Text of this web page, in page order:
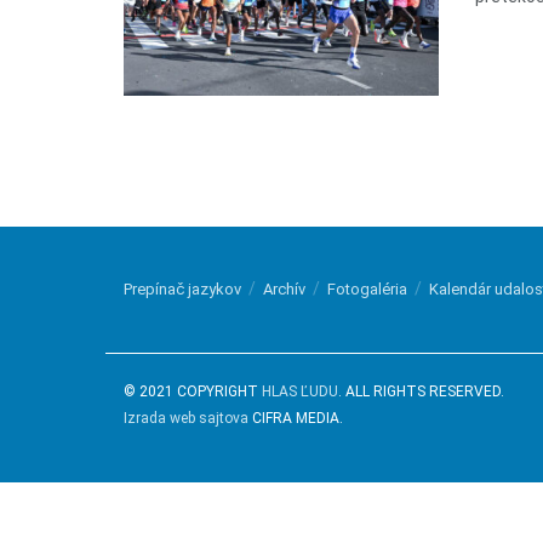
Prepínač jazykov Archív Fotogaléria Kalendár
© 2021 COPYRIGHT HLAS ĽUDU. ALL RIGHTS RESERVED.
Izrada web sajtova CIFRA MEDIA.